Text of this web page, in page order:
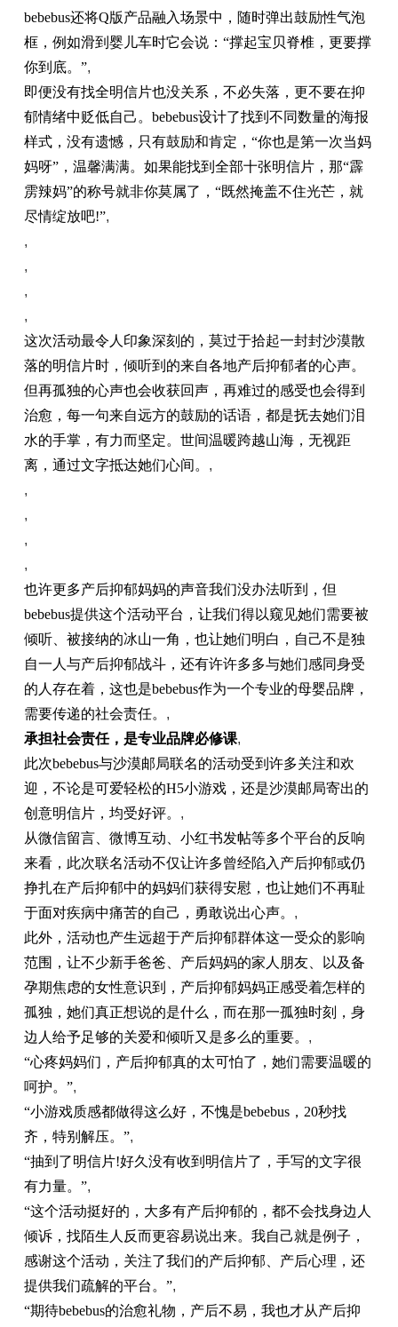
bebebus还将Q版产品融入场景中，随时弹出鼓励性气泡
框，例如滑到婴儿车时它会说：“撑起宝贝脊椎，更要撑
你到底。”,
即便没有找全明信片也没关系，不必失落，更不要在抑
郁情绪中贬低自己。bebebus设计了找到不同数量的海报
样式，没有遗憾，只有鼓励和肯定，“你也是第一次当妈
妈呀”，温馨满满。如果能找到全部十张明信片，那“霹
雳辣妈”的称号就非你莫属了，“既然掩盖不住光芒，就
尽情绽放吧!”,
,
,
,
,
这次活动最令人印象深刻的，莫过于拾起一封封沙漠散
落的明信片时，倾听到的来自各地产后抑郁者的心声。
但再孤独的心声也会收获回声，再难过的感受也会得到
治愈，每一句来自远方的鼓励的话语，都是抚去她们泪
水的手掌，有力而坚定。世间温暖跨越山海，无视距
离，通过文字抵达她们心间。 ,
,
,
,
,
也许更多产后抑郁妈妈的声音我们没办法听到，但
bebebus提供这个活动平台，让我们得以窥见她们需要被
倾听、被接纳的冰山一角，也让她们明白，自己不是独
自一人与产后抑郁战斗，还有许许多多与她们感同身受
的人存在着，这也是bebebus作为一个专业的母婴品牌，
需要传递的社会责任。 ,
承担社会责任，是专业品牌必修课,
此次bebebus与沙漠邮局联名的活动受到许多关注和欢
迎，不论是可爱轻松的H5小游戏，还是沙漠邮局寄出的
创意明信片，均受好评。 ,
从微信留言、微博互动、小红书发帖等多个平台的反响
来看，此次联名活动不仅让许多曾经陷入产后抑郁或仍
挣扎在产后抑郁中的妈妈们获得安慰，也让她们不再耻
于面对疾病中痛苦的自己，勇敢说出心声。 ,
此外，活动也产生远超于产后抑郁群体这一受众的影响
范围，让不少新手爸爸、产后妈妈的家人朋友、以及备
孕期焦虑的女性意识到，产后抑郁妈妈正感受着怎样的
孤独，她们真正想说的是什么，而在那一孤独时刻，身
边人给予足够的关爱和倾听又是多么的重要。 ,
“心疼妈妈们，产后抑郁真的太可怕了，她们需要温暖的
呵护。”,
“小游戏质感都做得这么好，不愧是bebebus，20秒找
齐，特别解压。”,
“抽到了明信片!好久没有收到明信片了，手写的文字很
有力量。”,
“这个活动挺好的，大多有产后抑郁的，都不会找身边人
倾诉，找陌生人反而更容易说出来。我自己就是例子，
感谢这个活动，关注了我们的产后抑郁、产后心理，还
提供我们疏解的平台。”,
“期待bebebus的治愈礼物，产后不易，我也才从产后抑